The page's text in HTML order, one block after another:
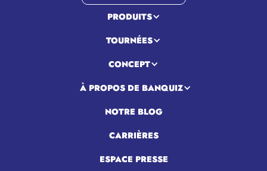
PRODUITS
TOURNÉES
CONCEPT
À PROPOS DE BANQUIZ
NOTRE BLOG
CARRIÈRES
ESPACE PRESSE